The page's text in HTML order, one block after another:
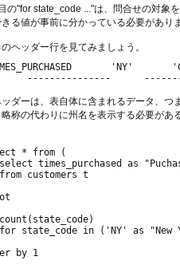
の"for state_code ..."は、問合せの対象
きる値が事前に分かっている必要があ
ヘッダー行を見てみましょう。
ダーは、表自体に含まれるデータ、つ
略称の代わりに州名を表示する必要が
* from (
times_purchased as
customers t
state_code in ('NY' as "New
by 1